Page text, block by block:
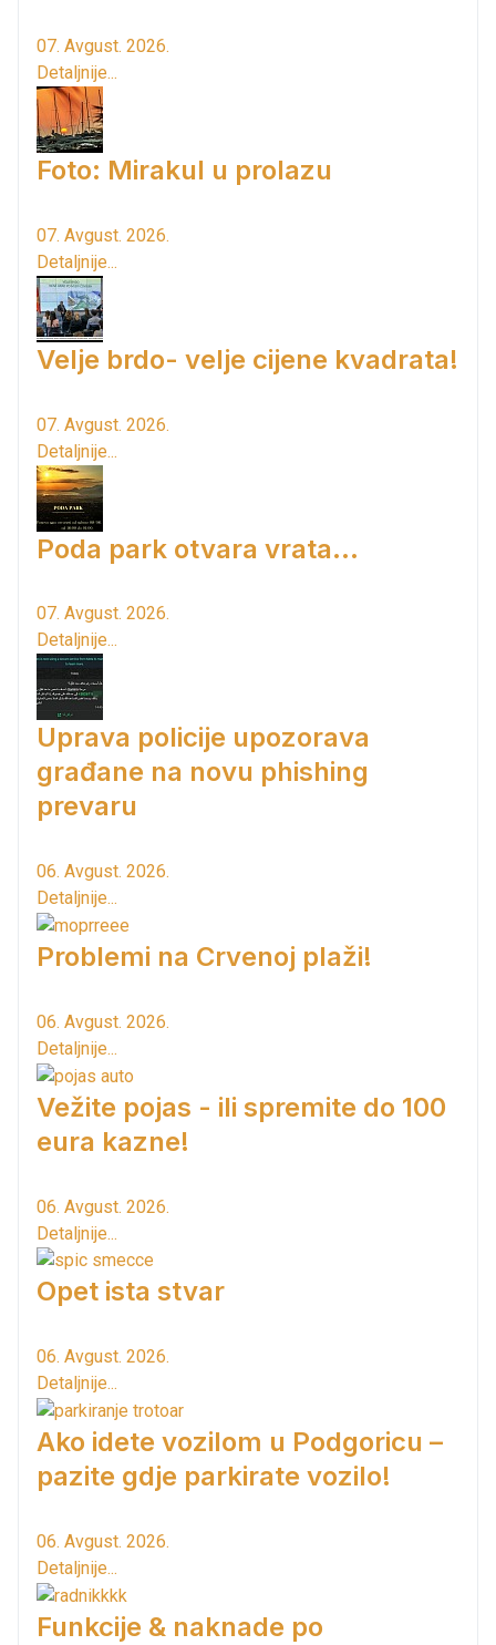
07. Avgust. 2026.
Detaljnije...
Foto: Mirakul u prolazu
07. Avgust. 2026.
Detaljnije...
Velje brdo- velje cijene kvadrata!
07. Avgust. 2026.
Detaljnije...
Poda park otvara vrata...
07. Avgust. 2026.
Detaljnije...
Uprava policije upozorava
građane na novu phishing
prevaru
06. Avgust. 2026.
Detaljnije...
Problemi na Crvenoj plaži!
06. Avgust. 2026.
Detaljnije...
Vežite pojas - ili spremite do 100
eura kazne!
06. Avgust. 2026.
Detaljnije...
Opet ista stvar
06. Avgust. 2026.
Detaljnije...
Ako idete vozilom u Podgoricu –
pazite gdje parkirate vozilo!
06. Avgust. 2026.
Detaljnije...
Funkcije & naknade po